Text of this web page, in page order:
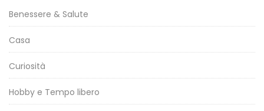
Benessere & Salute
Casa
Curiosità
Hobby e Tempo libero